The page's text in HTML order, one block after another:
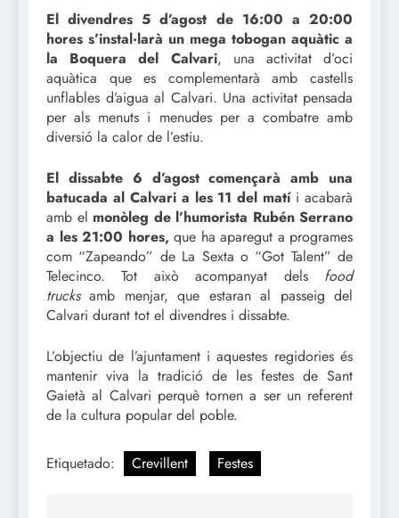
El divendres 5 d’agost de 16:00 a 20:00
hores s’instal·larà un mega tobogan aquàtic a
la Boquera del Calvari, una activitat d’oci
aquàtica que es complementarà amb castells
unflables d’aigua al Calvari. Una activitat pensada
per als menuts i menudes per a combatre amb
diversió la calor de l’estiu.
El dissabte 6 d’agost començarà amb una
batucada al Calvari a les 11 del matíi acabarà
amb el monòleg de l’humorista Rubén Serrano
a les 21:00 hores, que ha aparegut a programes
com “Zapeando” de La Sexta o “Got Talent” de
Telecinco. Tot això acompanyat dels food
trucksamb menjar, que estaran al passeig del
Calvari durant tot el divendres i dissabte.
L’objectiu de l’ajuntament i aquestes regidories és
mantenir viva la tradició de les festes de Sant
Gaietà al Calvari perquè tornen a ser un referent
de la cultura popular del poble.
Etiquetado: Crevillent Festes